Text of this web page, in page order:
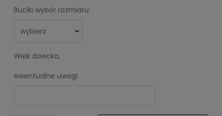
Buciki wybór rozmiaru:
Wiek dziecka,
ewentualne uwagi: